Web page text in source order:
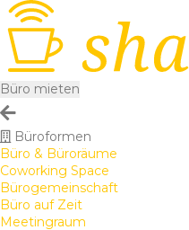
Büro mieten
Büroformen
Büro & Büroräume
Coworking Space
Bürogemeinschaft
Büro auf Zeit
Meetingraum